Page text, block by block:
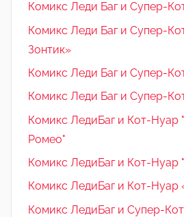
Комикс Леди Баг и Супер-
Комикс Леди Баг и Супер-
Зонтик»
Комикс Леди Баг и Супер-
Комикс Леди Баг и Супер-
Комикс ЛедиБаг и Кот-Нуар
Ромео"
Комикс ЛедиБаг и Кот-Нуар
Комикс ЛедиБаг и Кот-Нуар
Комикс ЛедиБаг и Супер-